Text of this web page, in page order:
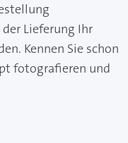
Lieferung Ihr
Kennen Sie schon
fotografieren und